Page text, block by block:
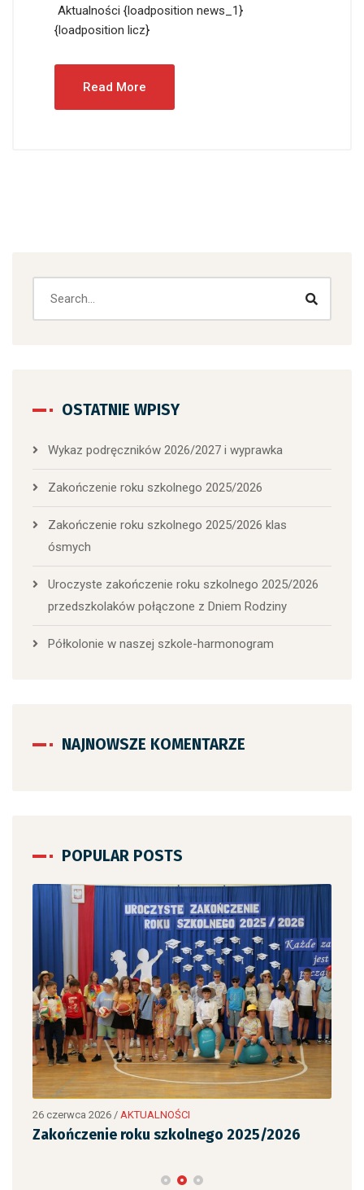
Aktualności {loadposition news_1}
{loadposition licz}
Read More
OSTATNIE WPISY
Wykaz podręczników 2026/2027 i wyprawka
Zakończenie roku szkolnego 2025/2026
Zakończenie roku szkolnego 2025/2026 klas
ósmych
Uroczyste zakończenie roku szkolnego 2025/2026
przedszkolaków połączone z Dniem Rodziny
Półkolonie w naszej szkole-harmonogram
NAJNOWSZE KOMENTARZE
POPULAR POSTS
26 czerwca 2026 / AKTUALNOŚCI
Zakończenie roku szkolnego 2025/2026